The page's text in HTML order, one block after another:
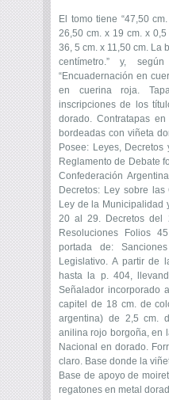
El tomo tiene “47,50
26,50 cm. x 19 cm. x
36, 5 cm. x 11,50 cm. La
centímetro.” y,
“Encuadernación en
en cuerina roja.
inscripciones de los
dorado. Contratapas
bordeadas con viñeta
Posee: Leyes,
Reglamento de Debate
Confederación
Decretos: Ley sobre
Ley de la Municipalidad
20 al 29. Decretos del
Resoluciones Folios
portada de:
Legislativo. A partir de
hasta la p. 404,
Señalador incorporado
capitel de 18 cm. de
argentina) de 2,5 cm.
anilina rojo borgoña, en
Nacional en dorado.
claro. Base donde la
Base de apoyo de
regatones en metal